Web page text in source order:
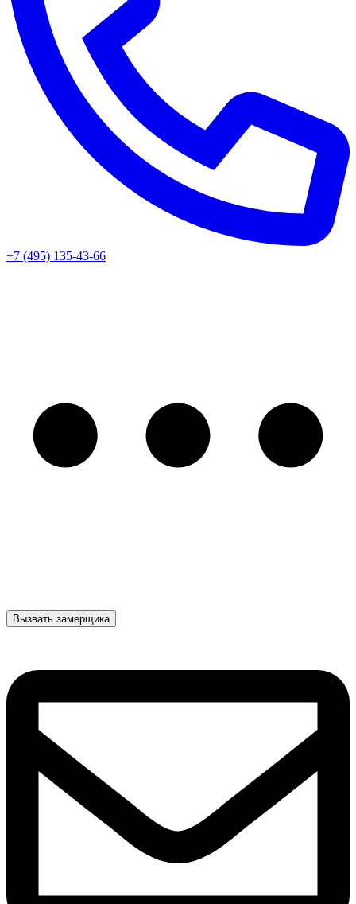
+7 (495) 135-43-66
Вызвать замерщика